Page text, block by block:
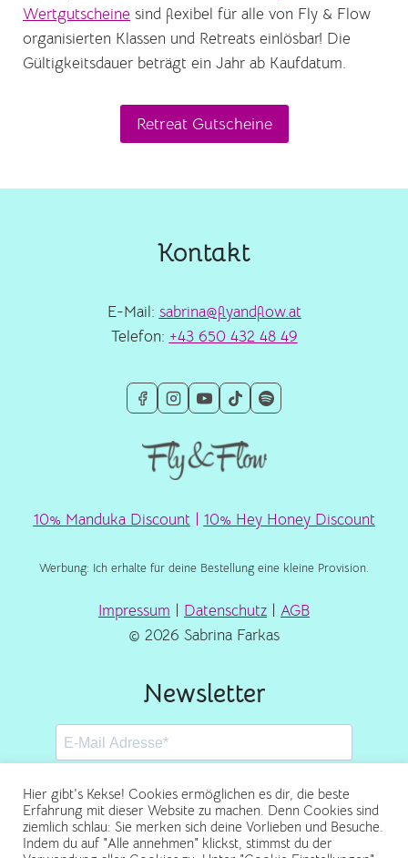
Wertgutscheine sind flexibel für alle von Fly & Flow
organisierten Klassen und Retreats einlösbar! Die
Gültigkeitsdauer beträgt ein Jahr ab Kaufdatum.
Retreat Gutscheine
Kontakt
E-Mail: sabrina@flyandflow.at
Telefon: +43 650 432 48 49
10% Manduka Discount 10% Hey Honey Discount
Werbung: Ich erhalte für deine Bestellung eine kleine Provision.
Impressum Datenschutz
AGB
© 2026 Sabrina Farkas
Newsletter
Abonnieren
Hier gibt's Kekse! Cookies ermöglichen es dir, die beste
Erfahrung mit dieser Website zu machen. Denn Cookies sind
ziemlich schlau: Sie merken sich deine Vorlieben und Besuche.
Indem du auf "Alle annehmen" klickst, stimmst du der